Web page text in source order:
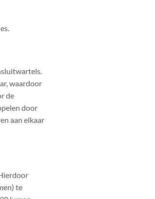
waardoor
de
door
aan elkaar
te